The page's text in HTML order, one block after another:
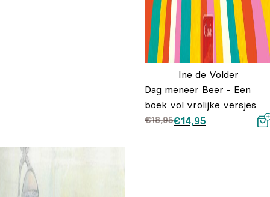
Ine de Volder
Dag meneer Beer - Een
boek vol vrolijke versjes
€18,95
Oorspronkelijke prijs
€14,95
Huidige prijs is: